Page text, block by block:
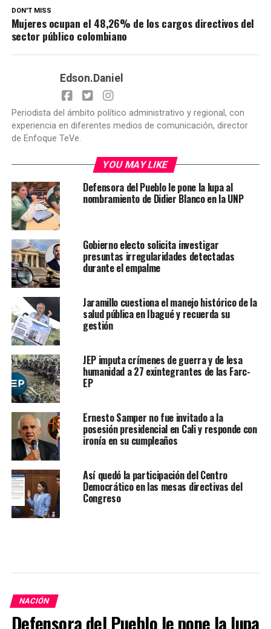
DON'T MISS
Mujeres ocupan el 48,26% de los cargos directivos del
sector público colombiano
Edson.Daniel
Periodista del ámbito político administrativo y regional, con
experiencia en diferentes medios de comunicación, director
de Enfoque TeVe.
YOU MAY LIKE
Defensora del Pueblo le pone la lupa al
nombramiento de Didier Blanco en la UNP
Gobierno electo solicita investigar
presuntas irregularidades detectadas
durante el empalme
Jaramillo cuestiona el manejo histórico de la
salud pública en Ibagué y recuerda su
gestión
JEP imputa crímenes de guerra y de lesa
humanidad a 27 exintegrantes de las Farc-
EP
Ernesto Samper no fue invitado a la
posesión presidencial en Cali y responde con
ironía en su cumpleaños
Así quedó la participación del Centro
Democrático en las mesas directivas del
Congreso
NACIÓN
Defensora del Pueblo le pone la lupa